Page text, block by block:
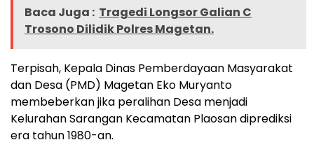
Baca Juga : Tragedi Longsor Galian C
Trosono Dilidik Polres Magetan.
Terpisah, Kepala Dinas Pemberdayaan Masyarakat
dan Desa (PMD) Magetan Eko Muryanto
membeberkan jika peralihan Desa menjadi
Kelurahan Sarangan Kecamatan Plaosan diprediksi
era tahun 1980-an.